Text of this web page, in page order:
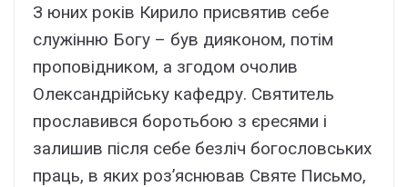
З юних років Кирило присвятив себе
служінню Богу – був дияконом, потім
проповідником, а згодом очолив
Олександрійську кафедру. Святитель
прославився боротьбою з єресями і
залишив після себе безліч богословських
праць, в яких роз’яснював Святе Письмо,